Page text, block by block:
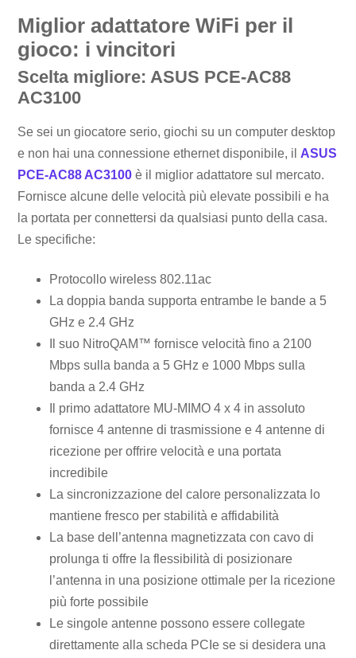
Miglior adattatore WiFi per il
gioco: i vincitori
Scelta migliore: ASUS PCE-AC88
AC3100
Se sei un giocatore serio, giochi su un computer desktop
e non hai una connessione ethernet disponibile, il ASUS
PCE-AC88 AC3100 è il miglior adattatore sul mercato.
Fornisce alcune delle velocità più elevate possibili e ha
la portata per connettersi da qualsiasi punto della casa.
Le specifiche:
Protocollo wireless 802.11ac
La doppia banda supporta entrambe le bande a 5
GHz e 2.4 GHz
Il suo NitroQAM™ fornisce velocità fino a 2100
Mbps sulla banda a 5 GHz e 1000 Mbps sulla
banda a 2.4 GHz
Il primo adattatore MU-MIMO 4 x 4 in assoluto
fornisce 4 antenne di trasmissione e 4 antenne di
ricezione per offrire velocità e una portata
incredibile
La sincronizzazione del calore personalizzata lo
mantiene fresco per stabilità e affidabilità
La base dell’antenna magnetizzata con cavo di
prolunga ti offre la flessibilità di posizionare
l’antenna in una posizione ottimale per la ricezione
più forte possibile
Le singole antenne possono essere collegate
direttamente alla scheda PCIe se si desidera una